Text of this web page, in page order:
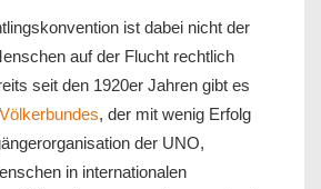
ist dabei nicht der
auf der Flucht rechtlich
seit den 1920er Jahren gibt es
Völkerbundes, der mit wenig Erfolg
der UNO,
in internationalen